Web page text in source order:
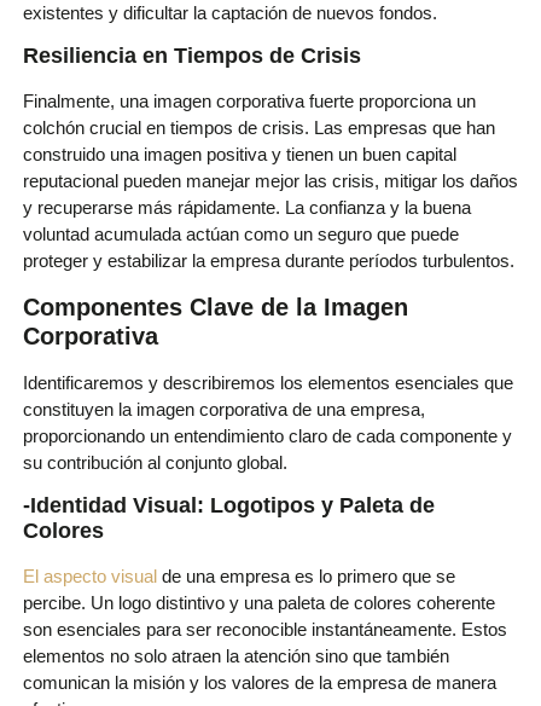
existentes y dificultar la captación de nuevos fondos.
Resiliencia en Tiempos de Crisis
Finalmente, una imagen corporativa fuerte proporciona un
colchón crucial en tiempos de crisis. Las empresas que han
construido una imagen positiva y tienen un buen capital
reputacional pueden manejar mejor las crisis, mitigar los daños
y recuperarse más rápidamente. La confianza y la buena
voluntad acumulada actúan como un seguro que puede
proteger y estabilizar la empresa durante períodos turbulentos.
Componentes Clave de la Imagen
Corporativa
Identificaremos y describiremos los elementos esenciales que
constituyen la imagen corporativa de una empresa,
proporcionando un entendimiento claro de cada componente y
su contribución al conjunto global.
-Identidad Visual: Logotipos y Paleta de
Colores
El aspecto visualde una empresa es lo primero que se
percibe. Un logo distintivo y una paleta de colores coherente
son esenciales para ser reconocible instantáneamente. Estos
elementos no solo atraen la atención sino que también
comunican la misión y los valores de la empresa de manera